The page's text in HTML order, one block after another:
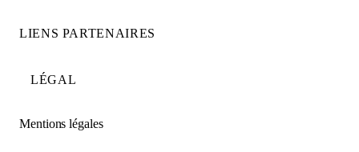
LIENS PARTENAIRES
LÉGAL
Mentions légales